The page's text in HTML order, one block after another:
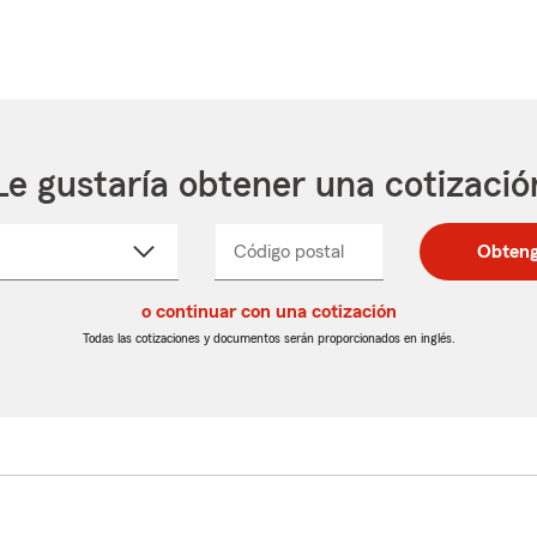
gustaría obtener una
Código postal
postal
de
postal
de
_____
o continuar con una cotización
Todas las cotizaciones y documentos serán proporcionados en inglés.